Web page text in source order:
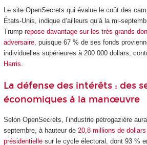
Le site OpenSecrets qui évalue le coût des
États-Unis, indique d’ailleurs qu’à la mi-
Trump repose davantage sur les très grands
adversaire, puisque 67 % de ses fonds
individuelles supérieures à 200 000 dollars,
Harris
La défense des intérêts : des
économiques à la manœuvre
Selon OpenSecrets, l’industrie pétrogazière
septembre, à hauteur de 20,8 millions de
présidentiellesur le cycle électoral, dont 93 %